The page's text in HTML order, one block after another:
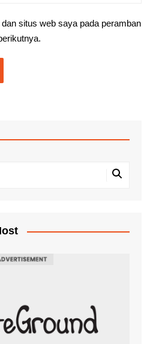
situs web saya pada peramban